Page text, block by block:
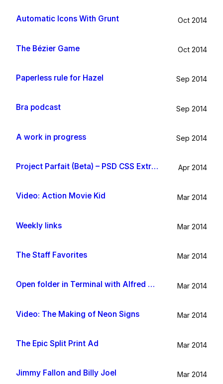
Automatic Icons With Grunt Oct 2014
The Bézier Game Oct 2014
Paperless rule for Hazel Sep 2014
Bra podcast Sep 2014
A work in progress Sep 2014
Project Parfait (Beta) – PSD CSS Extraction Apr 2014
Video: Action Movie Kid Mar 2014
Weekly links Mar 2014
The Staff Favorites Mar 2014
Open folder in Terminal with Alfred App Mar 2014
Video: The Making of Neon Signs Mar 2014
The Epic Split Print Ad Mar 2014
Jimmy Fallon and Billy Joel Mar 2014